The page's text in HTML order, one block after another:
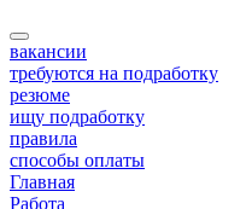
вакансии
требуются на подработку
резюме
ищу подработку
правила
способы оплаты
Главная
Работа